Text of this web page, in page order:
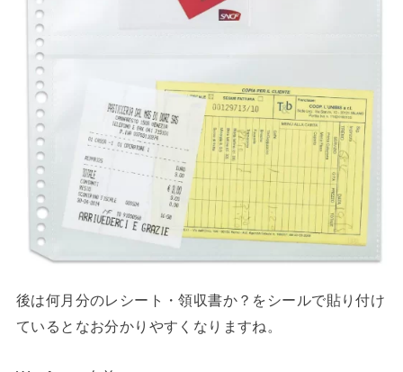
後は何月分のレシート・領収書か？をシールで貼り付け
ているとなお分かりやすくなりますね。